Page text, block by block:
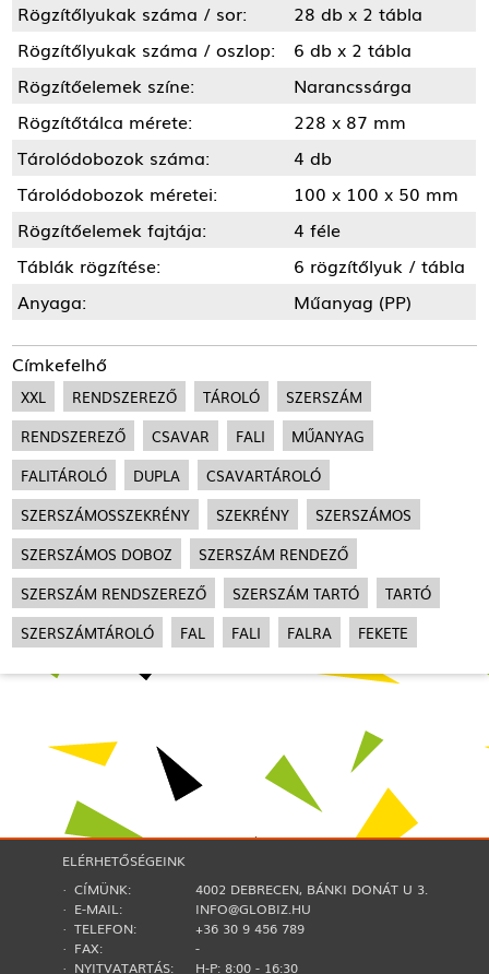
Rögzítőlyukak száma / sor:
28 db x 2 tábla
Rögzítőlyukak száma / oszlop:
6 db x 2 tábla
Rögzítőelemek színe:
Narancssárga
Rögzítőtálca mérete:
228 x 87 mm
Tárolódobozok száma:
4 db
Tárolódobozok méretei:
100 x 100 x 50 mm
Rögzítőelemek fajtája:
4 féle
Táblák rögzítése:
6 rögzítőlyuk / tábla
Anyaga:
Műanyag (PP)
Címkefelhő
XXL RENDSZEREZŐ TÁROLÓ
SZERSZÁM
RENDSZEREZŐ
CSAVAR FALI
MŰANYAG
FALITÁROLÓ
DUPLA
CSAVARTÁROLÓ
SZERSZÁMOSSZEKRÉNY
SZEKRÉNY
SZERSZÁMOS
SZERSZÁMOS DOBOZ
SZERSZÁM RENDEZŐ
SZERSZÁM RENDSZEREZŐ
SZERSZÁM TARTÓ
TARTÓ
SZERSZÁMTÁROLÓ
FAL FALI FALRA FEKETE
ELÉRHETŐSÉGEINK
· CÍMÜNK:
4002 DEBRECEN, BÁNKI DONÁT U 3.
· E-MAIL:
INFO@GLOBIZ.HU
· TELEFON:
+36 30 9 456 789
· FAX:
-
· NYITVATARTÁS:
H-P: 8:00 - 16:30